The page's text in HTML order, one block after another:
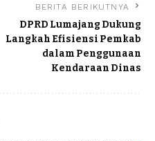
BERITA BERIKUTNYA
DPRD Lumajang Dukung
Langkah Efisiensi Pemkab
dalam Penggunaan
Kendaraan Dinas